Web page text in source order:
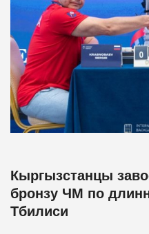
Кыргызстанцы
бронзу ЧМ по
Тбилиси